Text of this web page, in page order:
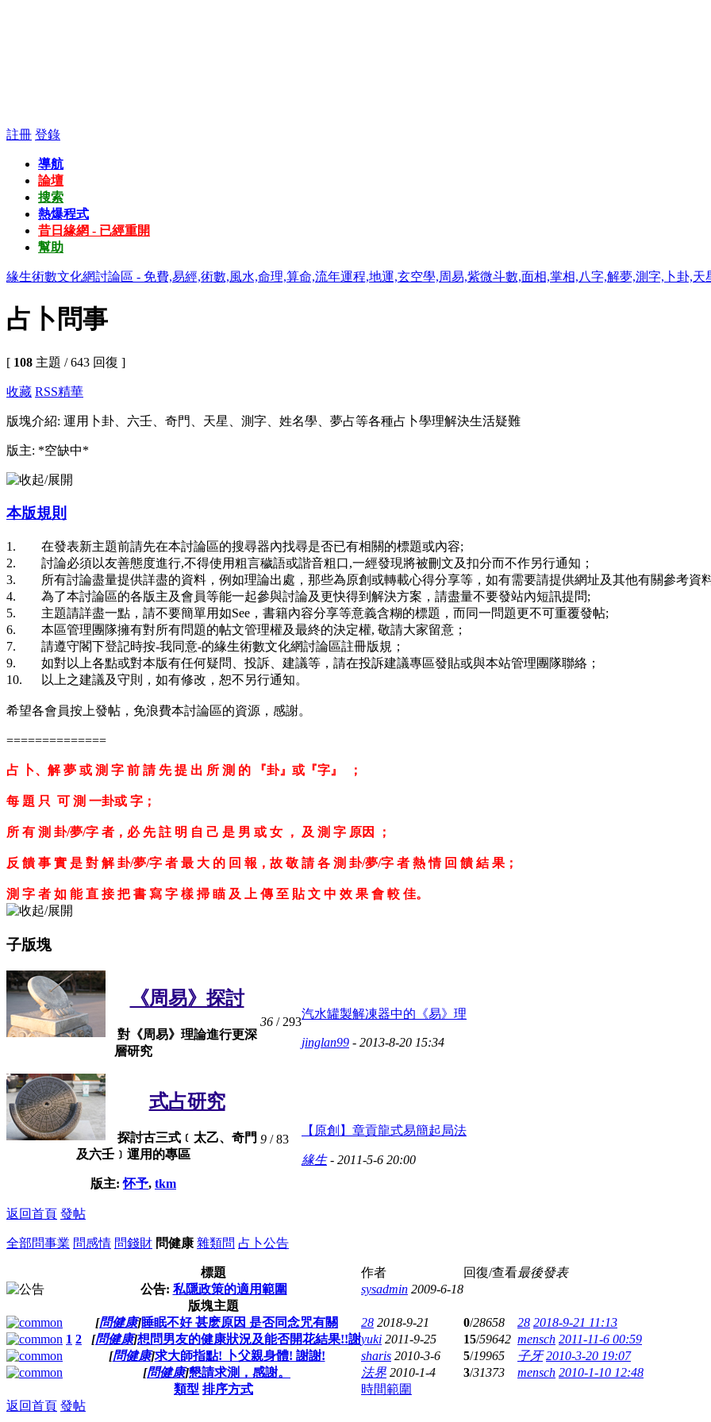
註冊 登錄
導航
論壇
搜索
熱爆程式
昔日緣網 - 已經重開
幫助
緣生術數文化網討論區 - 免費,易經,術數,風水,命理,算命,流年運程,地運,玄空學,周易,紫微斗數,面相,掌相,八字,解夢,測字,卜卦,
占卜問事
[ 108 主題 / 643 回復 ]
收藏 RSS精華
版塊介紹: 運用卜卦、六壬、奇門、天星、測字、姓名學、夢占等各種占卜學理解決生活疑難
版主: *空缺中*
本版規則
1. 在發表新主題前請先在本討論區的搜尋器內找尋是否已有相關的標題或內容;
2. 討論必須以友善態度進行,不得使用粗言穢語或諧音粗口,一經發現將被刪文及扣分而不作另行通知；
3. 所有討論盡量提供詳盡的資料，例如理論出處，那些為原創或轉載心得分享等，如有需要請提供網址及其他有關參考資
4. 為了本討論區的各版主及會員等能一起參與討論及更快得到解決方案，請盡量不要發站內短訊提問;
5. 主題請詳盡一點，請不要簡單用如See，書籍內容分享等意義含糊的標題，而同一問題更不可重覆發帖;
6. 本區管理團隊擁有對所有問題的帖文管理權及最終的決定權, 敬請大家留意；
7. 請遵守閣下登記時按-我同意-的緣生術數文化網討論區註冊版規；
9. 如對以上各點或對本版有任何疑問、投訴、建議等，請在投訴建議專區發貼或與本站管理團隊聯絡；
10. 以上之建議及守則，如有修改，恕不另行通知。
希望各會員按上發帖，免浪費本討論區的資源，感謝。
==============
占 卜、解 夢 或 測 字 前 請 先 提 出 所 測 的 『卦』或『字』 ；
每 題 只 可 測 一卦或 字；
所 有 測 卦/夢/字 者，必 先 註 明 自 己 是 男 或 女 ， 及 測 字 原因 ；
反 饋 事 實 是 對 解 卦/夢/字 者 最 大 的 回 報，故 敬 請 各 測 卦/夢/字 者 熱 情 回 饋 結 果；
測 字 者 如 能 直 接 把 書 寫 字 樣 掃 瞄 及 上 傳 至 貼 文 中 效 果 會 較 佳。
子版塊
《周易》探討
對《周易》理論進行更深
層研究
36 / 293
汽水罐製解凍器中的《易》理
jinglan99 - 2013-8-20 15:34
式占研究
探討古三式﹝太乙、奇門
及六壬﹞運用的專區
版主:怀予, tkm
9 / 83
【原創】章貢龍式易簡起局法
緣生- 2011-5-6 20:00
返回首頁 發帖
全部問事業 問感情 問錢財 問健康 雜類問 占卜公告
標題 作者 回復/查看最後發表
公告: 私隱政策的適用範圍 sysadmin 2009-6-18
版塊主題
[問健康]睡眠不好 甚麽原因 是否同念咒有關 28 2018-9-21 0/28658 28 2018-9-21 11:13
1 2 [問健康]想問男友的健康狀況及能否開花結果!!謝yuki 2011-9-25 15/59642 mensch 2011-11-6 00:59
[問健康]求大師指點! 卜父親身體! 謝謝! sharis 2010-3-6 5/19965 子牙 2010-3-20 19:07
[問健康]懇請求測，感謝。 法界 2010-1-4 3/31373 mensch 2010-1-10 12:48
類型 排序方式
時間範圍
返回首頁 發帖